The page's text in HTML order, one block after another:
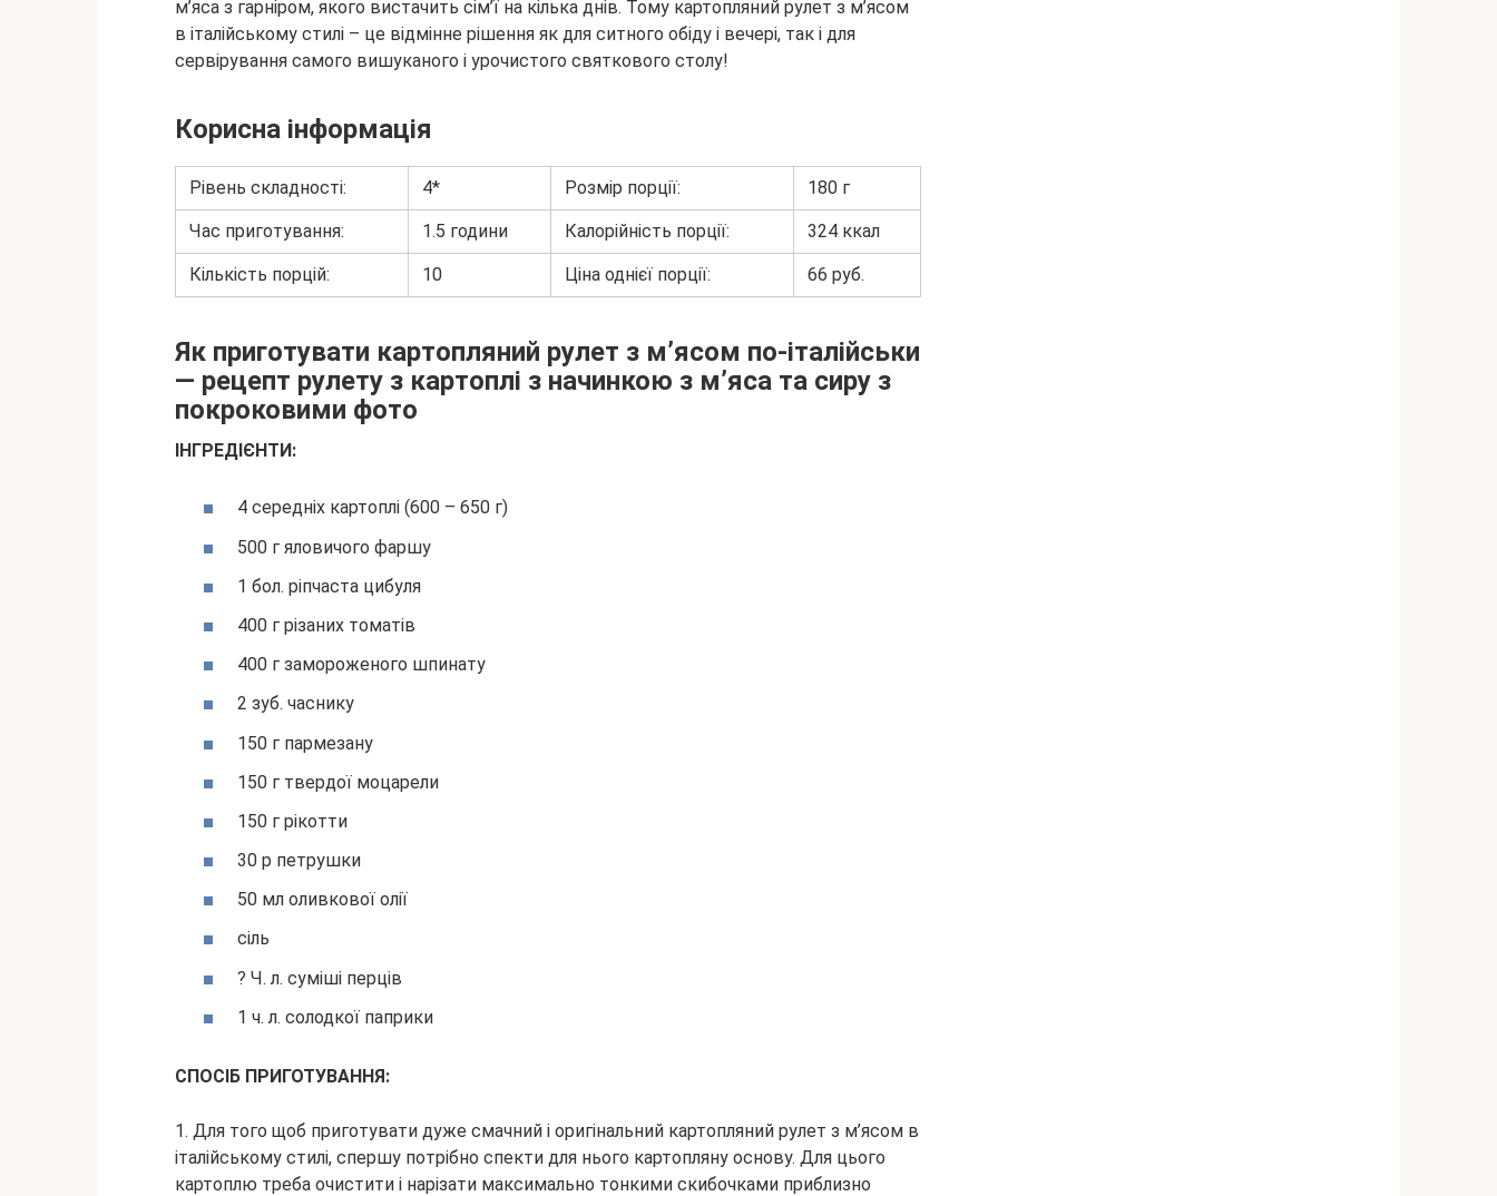
м’яса з гарніром, якого вистачить сім’ї на кілька днів. Тому картопляний рулет з м’ясом
в італійському стилі – це відмінне рішення як для ситного обіду і вечері, так і для
сервірування самого вишуканого і урочистого святкового столу!
Корисна інформація
Рівень складності: 4* Розмір порції: 180 г
Час приготування: 1.5 години Калорійність порції: 324 ккал
Кількість порцій: 10 Ціна однієї порції: 66 руб.
Як приготувати картопляний рулет з м’ясом по-італійськи
— рецепт рулету з картоплі з начинкою з м’яса та сиру з
покроковими фото
ІНГРЕДІЄНТИ:
4 середніх картоплі (600 – 650 г)
500 г яловичого фаршу
1 бол. ріпчаста цибуля
400 г різаних томатів
400 г замороженого шпинату
2 зуб. часнику
150 г пармезану
150 г твердої моцарели
150 г рікотти
30 р петрушки
50 мл оливкової олії
сіль
? Ч. л. суміші перців
1 ч. л. солодкої паприки
СПОСІБ ПРИГОТУВАННЯ:
1. Для того щоб приготувати дуже смачний і оригінальний картопляний рулет з м’ясом в
італійському стилі, спершу потрібно спекти для нього картопляну основу. Для цього
картоплю треба очистити і нарізати максимально тонкими скибочками приблизно